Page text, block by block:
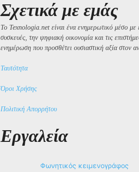
Σχετικά με εμάς
Το Texnologia.net είναι ένα ενημερωτικό μέσο με
συσκευές, την ψηφιακή οικονομία και τις
ενημέρωση που προσθέτει ουσιαστική αξία στον
Ταυτότητα
Όροι Χρήσης
Πολιτική Απορρήτου
Εργαλεία
Φωνητικός κειμενογράφος